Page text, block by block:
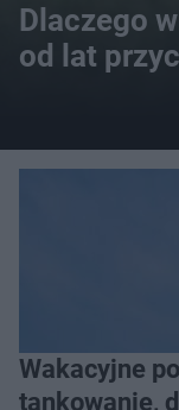
Dlaczego
od lat
Wakacyjne
tankowanie,